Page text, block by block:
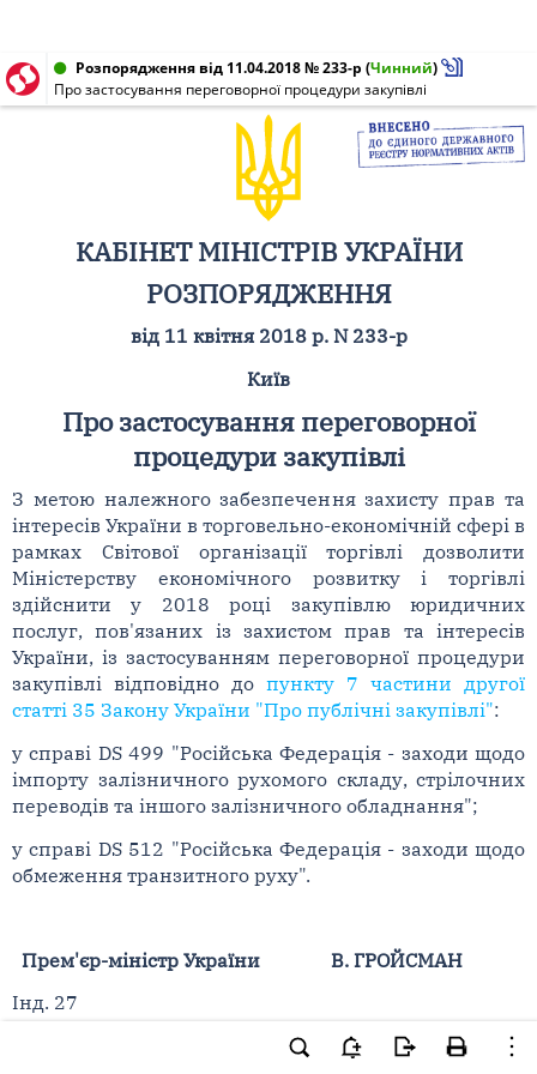
Розпорядження від 11.04.2018 № 233-р (Чинний)
Про застосування переговорної процедури закупівлі